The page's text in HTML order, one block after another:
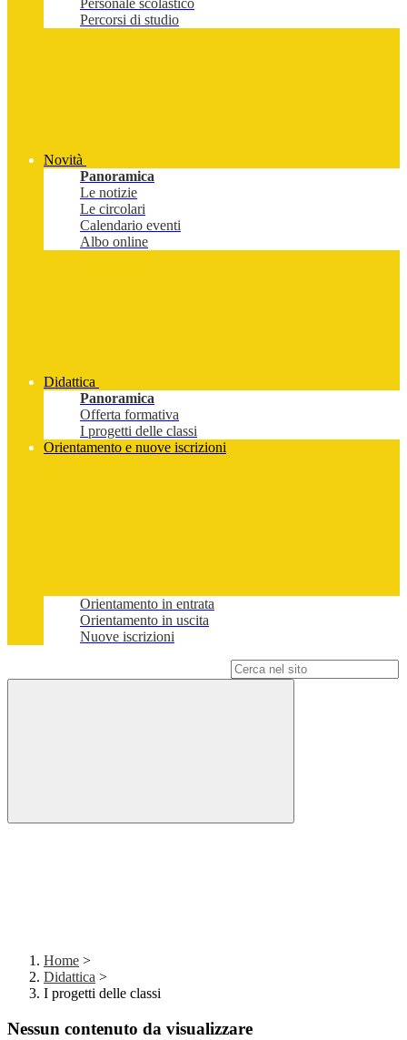
Personale scolastico
Percorsi di studio
Novità
Panoramica
Le notizie
Le circolari
Calendario eventi
Albo online
Didattica
Panoramica
Offerta formativa
I progetti delle classi
Orientamento e nuove iscrizioni
Orientamento in entrata
Orientamento in uscita
Nuove iscrizioni
Home >
Didattica >
I progetti delle classi
Nessun contenuto da visualizzare